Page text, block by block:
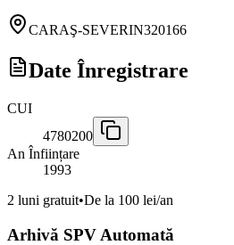
CARAŞ-SEVERIN320166
Date Înregistrare
CUI
4780200
An Înființare
1993
2 luni gratuit•De la 100 lei/an
Arhivă SPV Automată